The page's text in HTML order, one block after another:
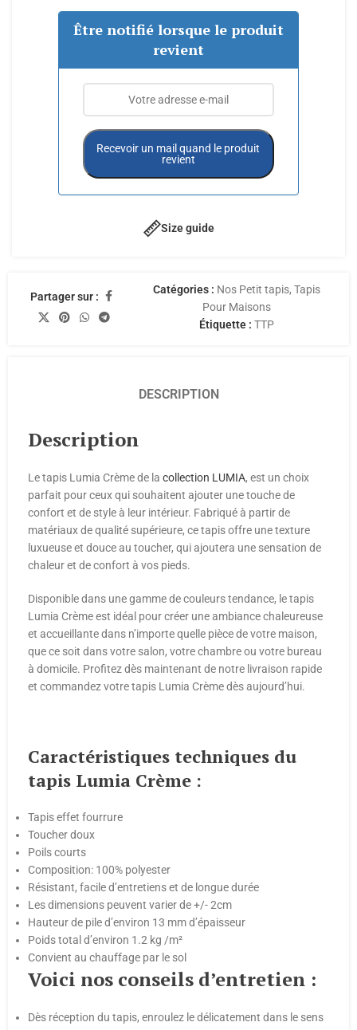
Être notifié lorsque le produit
revient
Recevoir un mail quand le produit
revient
Size guide
Partager sur :
Catégories : Nos Petit tapis, Tapis
Pour Maisons
Étiquette : TTP
DESCRIPTION
Description
Le tapis Lumia Crème de la collection LUMIA, est un choix
parfait pour ceux qui souhaitent ajouter une touche de
confort et de style à leur intérieur. Fabriqué à partir de
matériaux de qualité supérieure, ce tapis offre une texture
luxueuse et douce au toucher, qui ajoutera une sensation de
chaleur et de confort à vos pieds.
Disponible dans une gamme de couleurs tendance, le tapis
Lumia Crème est idéal pour créer une ambiance chaleureuse
et accueillante dans n’importe quelle pièce de votre maison,
que ce soit dans votre salon, votre chambre ou votre bureau
à domicile. Profitez dès maintenant de notre livraison rapide
et commandez votre tapis Lumia Crème dès aujourd’hui.
Caractéristiques techniques du
tapis Lumia Crème :
Tapis effet fourrure
Toucher doux
Poils courts
Composition: 100% polyester
Résistant, facile d’entretiens et de longue durée
Les dimensions peuvent varier de +/- 2cm
Hauteur de pile d’environ 13 mm d’épaisseur
Poids total d’environ 1.2 kg /m²
Convient au chauffage par le sol
Voici nos conseils d’entretien :
Dès réception du tapis, enroulez le délicatement dans le sens